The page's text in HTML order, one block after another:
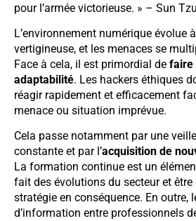
pour l’armée victorieuse. » – Sun
L’environnement numérique évolue
vertigineuse, et les menaces se
Face à cela, il est primordial de faire
adaptabilité. Les hackers éthiques
réagir rapidement et efficacement
menace ou situation imprévue.
Cela passe notamment par une
constante et par l’acquisition de
La formation continue est un
fait des évolutions du secteur et être
stratégie en conséquence. En outre,
d’information entre professionnels